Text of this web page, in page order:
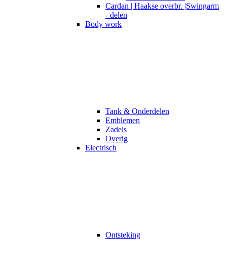
Cardan | Haakse overbr. |Swingarm
- delen
Body work
Tank & Onderdelen
Emblemen
Zadels
Overig
Electrisch
Ontsteking